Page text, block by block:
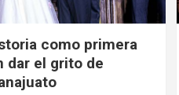
como primera
dar el grito de